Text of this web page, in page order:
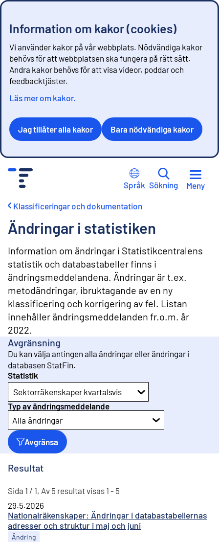
Information om kakor (cookies)
Vi använder kakor på vår webbplats. Nödvändiga kakor
behövs för att webbplatsen ska fungera på rätt sätt.
Andra kakor behövs för att visa videor, poddar och
feedbacktjäster.
Läs mer om kakor.
Jag tillåter alla kakor Bara nödvändiga kakor
Språk Sökning Meny
Klassificeringar och dokumentation
Ändringar i statistiken
Information om ändringar i Statistikcentralens
statistik och databastabeller finns i
ändringsmeddelandena. Ändringar är t.ex.
metodändringar, ibruktagande av en ny
klassificering och korrigering av fel. Listan
innehåller ändringsmeddelanden fr.o.m. år
2022.
Avgränsning
Du kan välja antingen alla ändringar eller ändringar i
databasen StatFin.
Statistik
Sektorräkenskaper kvartalsvis
Typ av ändringsmeddelande
Alla ändringar
Avgränsa
Resultat
Sida 1 / 1, Av 5 resultat visas 1 - 5
Nationalräkenskaper: Ändringar i databastabellernas
adresser och struktur i maj och juni
29.5.2026
Ändring